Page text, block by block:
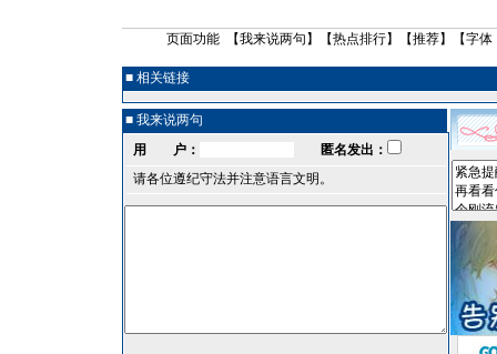
页面功能 【我来说两句 】【热点排行】【推荐】【字体
■ 相关链接
■ 我来说两句
用 户：
匿名发出：
请各位遵纪守法并注意语言文明。